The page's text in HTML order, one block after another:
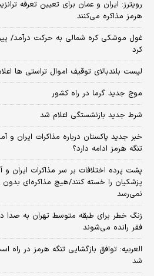
هرمز مذاکره می‌کنند
غول موشکی کره شمالی به حرکت درآمد/
کرد
لیست بلندبالای توقیف اموال تراستی ها
موج جدید گرما در راه کشور
شرط جدید بازنشستگی اعلام شد
خبر جدید پاکستان درباره مذاکرات ایران و
تنگه هرمز ادامه دارد؟
پشت پرده اختلافات بر سر مذاکرات ایران و
پزشکیان را خسته کنند/هیچ مذاکره‌ای
نمی‌رسد
زنگ خطر برای طبقه متوسط تهران به صدا
فقر رانده می‌شوند
شد